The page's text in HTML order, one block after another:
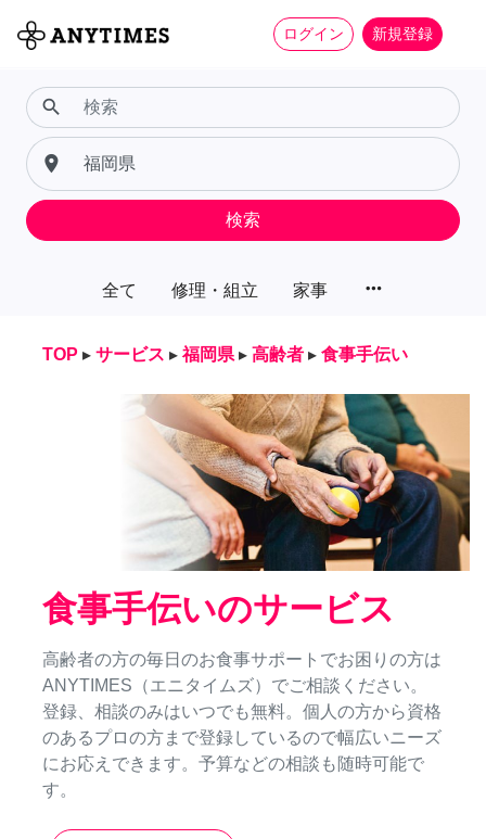
ログイン 新規登録
全て 修理・組立 家事 more_horiz
search
place
検索
TOP ▸ サービス ▸ 福岡県 ▸ 高齢者 ▸ 食事手伝い
食事手伝いのサービス
高齢者の方の毎日のお食事サポートでお困りの方は
ANYTIMES（エニタイムズ）でご相談ください。
登録、相談のみはいつでも無料。個人の方から資格
のあるプロの方まで登録しているので幅広いニーズ
にお応えできます。予算などの相談も随時可能で
す。